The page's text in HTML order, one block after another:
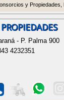
y Propiedades,
- P. Palma 900
4232351